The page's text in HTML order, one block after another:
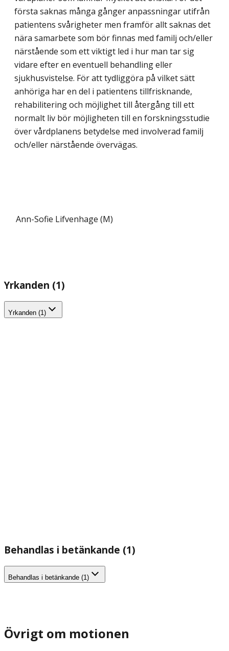
första saknas många gånger anpassningar utifrån
patientens svårigheter men framför allt saknas det
nära samarbete som bör finnas med familj och/eller
närstående som ett viktigt led i hur man tar sig
vidare efter en eventuell behandling eller
sjukhusvistelse. För att tydliggöra på vilket sätt
anhöriga har en del i patientens tillfrisknande,
rehabilitering och möjlighet till återgång till ett
normalt liv bör möjligheten till en forskningsstudie
över vårdplanens betydelse med involverad familj
och/eller närstående övervägas.
Ann-Sofie Lifvenhage (M)
Yrkanden (1)
Yrkanden (1)
Behandlas i betänkande (1)
Behandlas i betänkande (1)
Övrigt om motionen